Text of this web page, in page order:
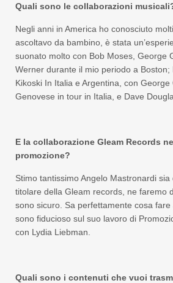
Quali sono le collaborazioni
Negli anni in America ho conosciuto
ascoltavo da bambino, è stata
suonato molto con Bob Moses, George
Werner durante il mio periodo a Boston;
Kikoski In Italia e Argentina, con
Genovese in tour in Italia, e Dave
E la collaborazione Gleam Records
promozione?
Stimo tantissimo Angelo Mastronardi
titolare della Gleam records, ne faremo
sono sicuro. Sa perfettamente cosa
sono fiducioso sul suo lavoro di
con Lydia Liebman.
Quali sono i contenuti che vuoi